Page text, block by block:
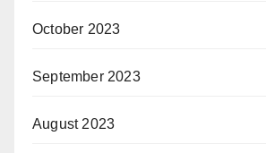
October 2023
September 2023
August 2023